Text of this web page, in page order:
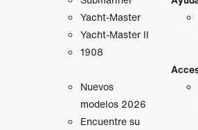
Yacht-Master
Yacht-Master II
1908
Nuevos
modelos 2026
Encuentre su